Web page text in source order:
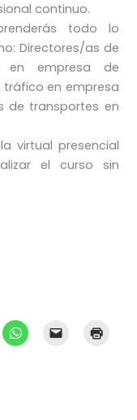
continuo.
todo lo
Directores/as de
en empresa de
tráfico en empresa
de transportes en
virtual presencial
el curso sin